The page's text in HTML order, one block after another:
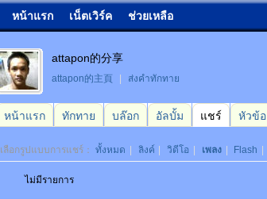
หน้าแรก เน็ตเวิร์ค ช่วยเหลือ
attapon的分享
attapon的主頁 ส่งคำทักทาย
หน้าแรก ทักทาย บล๊อก อัลบั้ม แชร์ หัวข้อ
เลือกรูปแบบการแชร์： ทั้งหมด ลิงค์ วิดีโอ เพลง Flash
ไม่มีรายการ